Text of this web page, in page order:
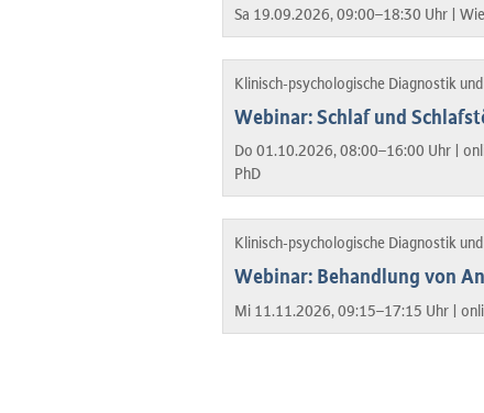
Sa 19.09.2026, 09:00–18:30 Uhr |
Klinisch-psychologische Diagnostik
Webinar: Schlaf und
Do 01.10.2026, 08:00–16:00 Uhr |
PhD
Klinisch-psychologische Diagnostik
Webinar: Behandlung von
Mi 11.11.2026, 09:15–17:15 Uhr |